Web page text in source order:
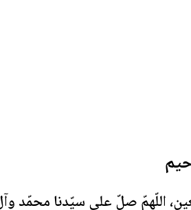
اللّهمّ صلّ على سيّدنا